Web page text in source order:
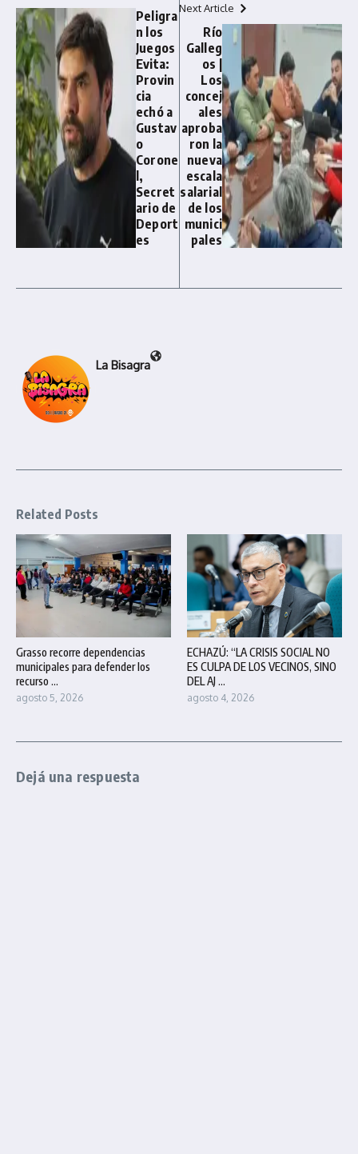
Peligra
n los
Juegos
Evita:
Provin
cia
echó a
Gustav
o
Corone
l,
Secret
ario de
Deport
es
Next Article
Río
Galleg
os |
Los
concej
ales
aproba
ron la
nueva
escala
salarial
de los
munici
pales
La Bisagra
Related Posts
Grasso recorre dependencias
municipales para defender los
recurso ...
agosto 5, 2026
ECHAZÚ: “LA CRISIS SOCIAL NO
ES CULPA DE LOS VECINOS, SINO
DEL AJ ...
agosto 4, 2026
Dejá una respuesta